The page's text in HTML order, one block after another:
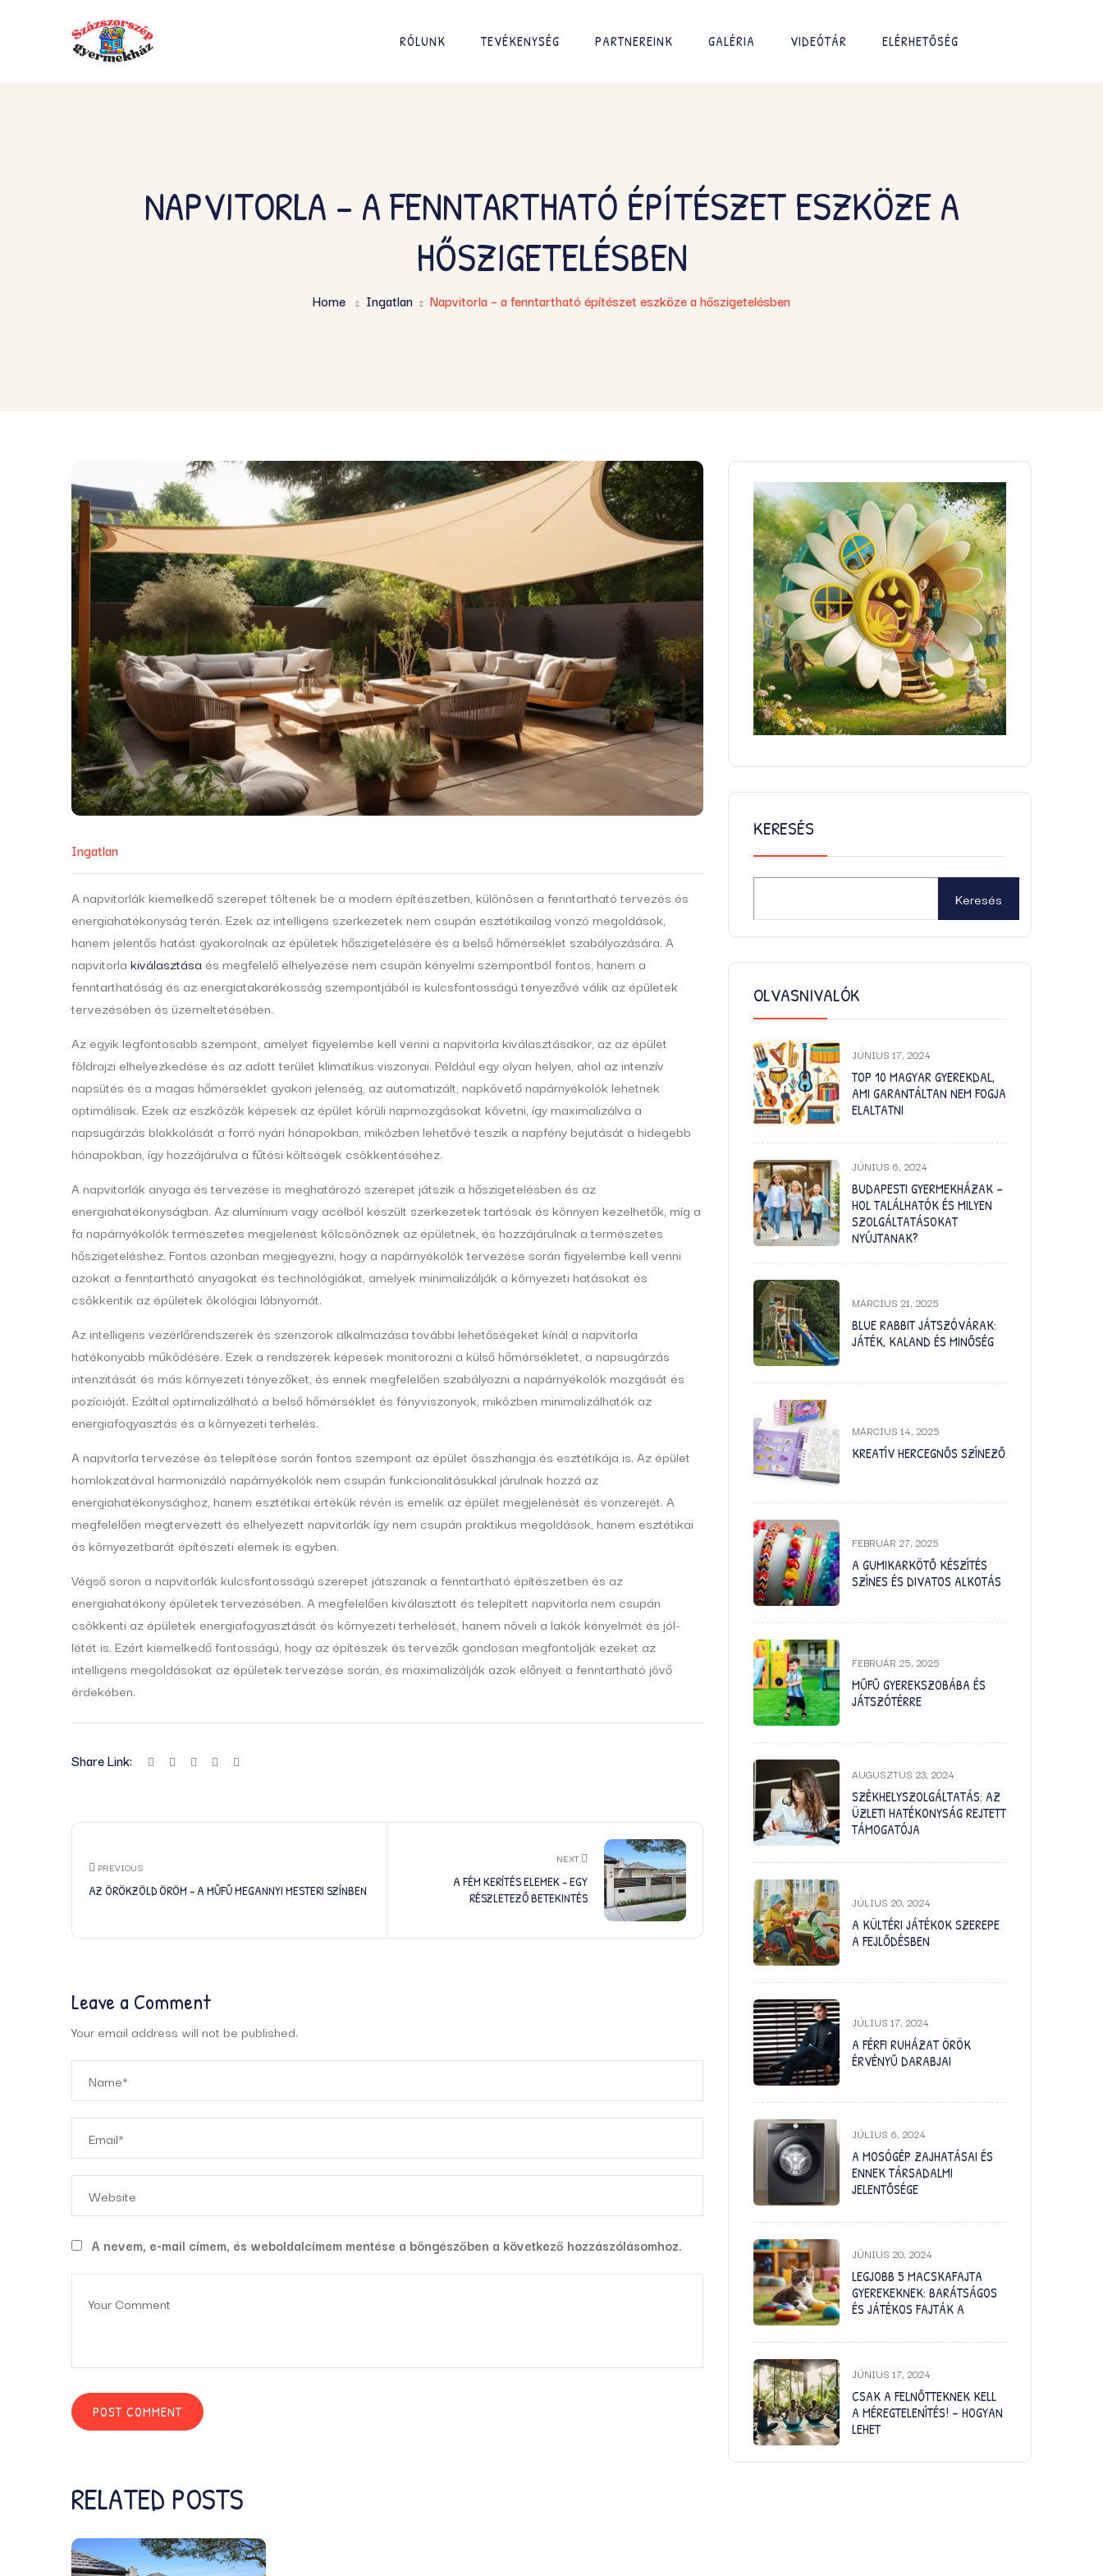
RÓLUNK TEVÉKENYSÉG PARTNEREINK GALÉRIA VIDEÓTÁR ELÉRHETŐSÉG
NAPVITORLA – A FENNTARTHATÓ ÉPÍTÉSZET ESZKÖZE A
HŐSZIGETELÉSBEN
Home Ingatlan Napvitorla – a fenntartható építészet eszköze a hőszigetelésben
Ingatlan
A napvitorlák kiemelkedő szerepet töltenek be a modern építészetben, különösen a fenntartható tervezés és
energiahatékonyság terén. Ezek az intelligens szerkezetek nem csupán esztétikailag vonzó megoldások,
hanem jelentős hatást gyakorolnak az épületek hőszigetelésére és a belső hőmérséklet szabályozására. A
napvitorla kiválasztása és megfelelő elhelyezése nem csupán kényelmi szempontból fontos, hanem a
fenntarthatóság és az energiatakarékosság szempontjából is kulcsfontosságú tényezővé válik az épületek
tervezésében és üzemeltetésében.
Az egyik legfontosabb szempont, amelyet figyelembe kell venni a napvitorla kiválasztásakor, az az épület
földrajzi elhelyezkedése és az adott terület klimatikus viszonyai. Például egy olyan helyen, ahol az intenzív
napsütés és a magas hőmérséklet gyakori jelenség, az automatizált, napkövető napárnyékolók lehetnek
optimálisak. Ezek az eszközök képesek az épület körüli napmozgásokat követni, így maximalizálva a
napsugárzás blokkolását a forró nyári hónapokban, miközben lehetővé teszik a napfény bejutását a hidegebb
hónapokban, így hozzájárulva a fűtési költségek csökkentéséhez.
A napvitorlák anyaga és tervezése is meghatározó szerepet játszik a hőszigetelésben és az
energiahatékonyságban. Az alumínium vagy acélból készült szerkezetek tartósak és könnyen kezelhetők, míg a
fa napárnyékolók természetes megjelenést kölcsönöznek az épületnek, és hozzájárulnak a természetes
hőszigeteléshez. Fontos azonban megjegyezni, hogy a napárnyékolók tervezése során figyelembe kell venni
azokat a fenntartható anyagokat és technológiákat, amelyek minimalizálják a környezeti hatásokat és
csökkentik az épületek ökológiai lábnyomát.
Az intelligens vezérlőrendszerek és szenzorok alkalmazása további lehetőségeket kínál a napvitorla
hatékonyabb működésére. Ezek a rendszerek képesek monitorozni a külső hőmérsékletet, a napsugárzás
intenzitását és más környezeti tényezőket, és ennek megfelelően szabályozni a napárnyékolók mozgását és
pozícióját. Ezáltal optimalizálható a belső hőmérséklet és fényviszonyok, miközben minimalizálhatók az
energiafogyasztás és a környezeti terhelés.
A napvitorla tervezése és telepítése során fontos szempont az épület összhangja és esztétikája is. Az épület
homlokzatával harmonizáló napárnyékolók nem csupán funkcionalitásukkal járulnak hozzá az
energiahatékonysághoz, hanem esztétikai értékük révén is emelik az épület megjelenését és vonzerejét. A
megfelelően megtervezett és elhelyezett napvitorlák így nem csupán praktikus megoldások, hanem esztétikai
és környezetbarát építészeti elemek is egyben.
Végső soron a napvitorlák kulcsfontosságú szerepet játszanak a fenntartható építészetben és az
energiahatékony épületek tervezésében. A megfelelően kiválasztott és telepített napvitorla nem csupán
csökkenti az épületek energiafogyasztását és környezeti terhelését, hanem növeli a lakók kényelmét és jól-
létét is. Ezért kiemelkedő fontosságú, hogy az építészek és tervezők gondosan megfontolják ezeket az
intelligens megoldásokat az épületek tervezése során, és maximalizálják azok előnyeit a fenntartható jövő
érdekében.
Share Link:
PREVIOUS
AZ ÖRÖKZÖLD ÖRÖM – A MŰFŰ MEGANNYI MESTERI SZÍNBEN
NEXT
A FÉM KERÍTÉS ELEMEK – EGY
RÉSZLETEZŐ BETEKINTÉS
Leave a Comment
Your email address will not be published.
A nevem, e-mail címem, és weboldalcímem mentése a böngészőben a következő hozzászólásomhoz.
RELATED POSTS
KERESÉS
Keresés
OLVASNIVALÓK
JÚNIUS 17, 2024
TOP 10 MAGYAR GYEREKDAL,
AMI GARANTÁLTAN NEM FOGJA
ELALTATNI
JÚNIUS 6, 2024
BUDAPESTI GYERMEKHÁZAK –
HOL TALÁLHATÓK ÉS MILYEN
SZOLGÁLTATÁSOKAT
NYÚJTANAK?
MÁRCIUS 21, 2025
BLUE RABBIT JÁTSZÓVÁRAK:
JÁTÉK, KALAND ÉS MINŐSÉG
MÁRCIUS 14, 2025
KREATÍV HERCEGNŐS SZÍNEZŐ
FEBRUÁR 27, 2025
A GUMIKARKÖTŐ KÉSZÍTÉS
SZÍNES ÉS DIVATOS ALKOTÁS
FEBRUÁR 25, 2025
MŰFŰ GYEREKSZOBÁBA ÉS
JÁTSZÓTÉRRE
AUGUSZTUS 23, 2024
SZÉKHELYSZOLGÁLTATÁS: AZ
ÜZLETI HATÉKONYSÁG REJTETT
TÁMOGATÓJA
JÚLIUS 20, 2024
A KÜLTÉRI JÁTÉKOK SZEREPE
A FEJLŐDÉSBEN
JÚLIUS 17, 2024
A FÉRFI RUHÁZAT ÖRÖK
ÉRVÉNYŰ DARABJAI
JÚLIUS 6, 2024
A MOSÓGÉP ZAJHATÁSAI ÉS
ENNEK TÁRSADALMI
JELENTŐSÉGE
JÚNIUS 20, 2024
LEGJOBB 5 MACSKAFAJTA
GYEREKEKNEK: BARÁTSÁGOS
ÉS JÁTÉKOS FAJTÁK A
JÚNIUS 17, 2024
CSAK A FELNŐTTEKNEK KELL
A MÉREGTELENÍTÉS! – HOGYAN
LEHET